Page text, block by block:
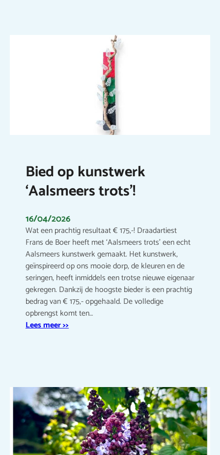
Bied op kunstwerk
‘Aalsmeers trots’!
16/04/2026
Wat een prachtig resultaat € 175,-! Draadartiest
Frans de Boer heeft met ‘Aalsmeers trots’ een echt
Aalsmeers kunstwerk gemaakt. Het kunstwerk,
geïnspireerd op ons mooie dorp, de kleuren en de
seringen, heeft inmiddels een trotse nieuwe eigenaar
gekregen. Dankzij de hoogste bieder is een prachtig
bedrag van € 175,- opgehaald. De volledige
opbrengst komt ten…
Lees meer >>